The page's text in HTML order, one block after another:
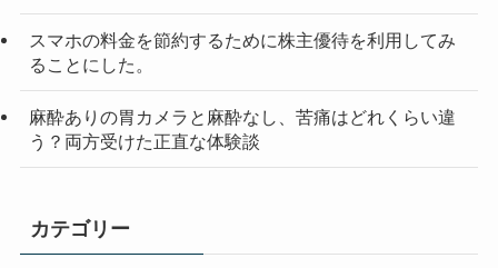
スマホの料金を節約するために株主優待を利用してみ
ることにした。
麻酔ありの胃カメラと麻酔なし、苦痛はどれくらい違
う？両方受けた正直な体験談
カテゴリー